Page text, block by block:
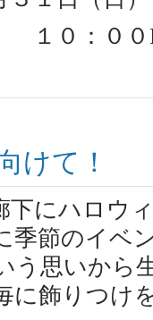
０：０
けて！
下にハロウ
季節のイベ
う思いから
に飾りつけ